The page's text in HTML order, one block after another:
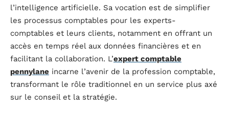
l’intelligence artificielle. Sa vocation est de simplifier
les processus comptables pour les experts-
comptables et leurs clients, notamment en offrant un
accès en temps réel aux données financières et en
facilitant la collaboration. L’expert comptable
pennylane incarne l’avenir de la profession comptable,
transformant le rôle traditionnel en un service plus axé
sur le conseil et la stratégie.